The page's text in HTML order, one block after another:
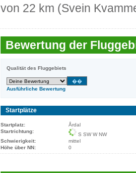
von 22 km (Svein
Bewertung der
Qualität des Fluggebiets
Ausführliche Bewertung
Startplätze
Startplatz:
Årdal
Startrichtung:
S SW W NW
Schwierigkeit:
mittel
Höhe über NN:
0